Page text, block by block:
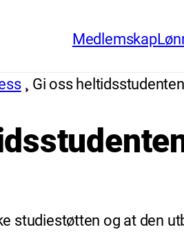
Medlemskap
Gi oss
studiestøtten og at den